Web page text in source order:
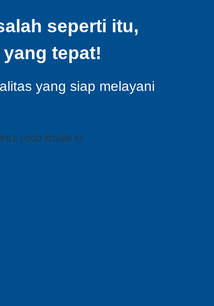
seperti itu,
tepat!
yang siap melayani